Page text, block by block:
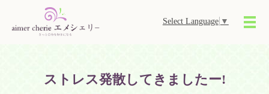
Select Language ▼
メ
ストレス発散してきましたー!